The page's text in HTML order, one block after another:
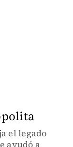
el legado
ayudó a